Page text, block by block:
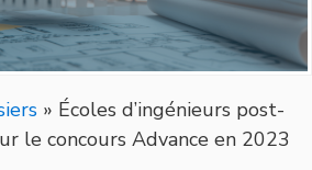
» Écoles d’ingénieurs post-
le concours Advance en 2023